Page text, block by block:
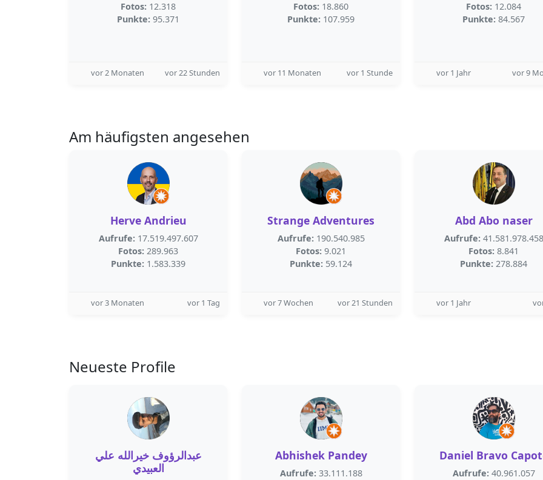
Fotos: 12.318
Punkte: 95.371
vor 2 Monaten vor 22 Stunden
Fotos: 18.860
Punkte: 107.959
vor 11 Monaten vor 1 Stunde
Fotos: 12.084
Punkte: 84.567
vor 1 Jahr vor 9
Am häufigsten angesehen
Herve Andrieu
Aufrufe: 17.519.497.607
Fotos: 289.963
Punkte: 1.583.339
vor 3 Monaten vor 1 Tag
Strange Adventures
Aufrufe: 190.540.985
Fotos: 9.021
Punkte: 59.124
vor 7 Wochen vor 21 Stunden
Abd Abo naser
Aufrufe: 41.581.978.458
Fotos: 8.841
Punkte: 278.884
vor 1 Jahr
Neueste Profile
‫عبدالرؤوف خيرالله علي
Abhishek Pandey
Aufrufe: 33.111.188
Daniel Bravo
Aufrufe: 40.961.057